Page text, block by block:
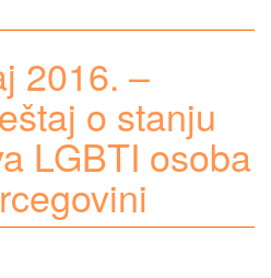
2016. –
o stanju
LGBTI osoba